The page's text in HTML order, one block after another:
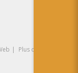
|
Plus de